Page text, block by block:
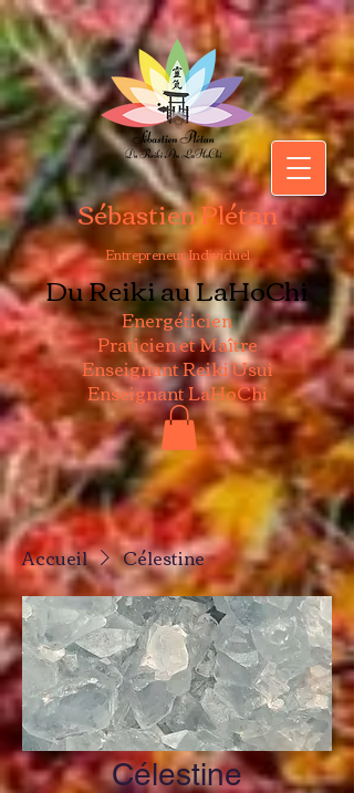
Sébastien Plétan
Entrepreneur Individuel
Du Reiki au LaHoChi
Energéticien
Praticien et Maître
Enseignant Reiki Usui
Enseignant LaHoChi
Accueil Célestine
Célestine